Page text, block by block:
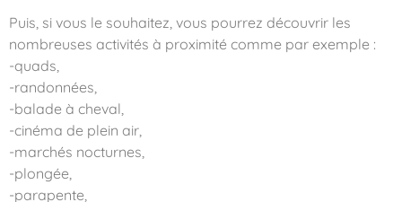
Puis, si vous le souhaitez, vous pourrez découvrir les
nombreuses activités à proximité comme par exemple :
-quads,
-randonnées,
-balade à cheval,
-cinéma de plein air,
-marchés nocturnes,
-plongée,
-parapente,